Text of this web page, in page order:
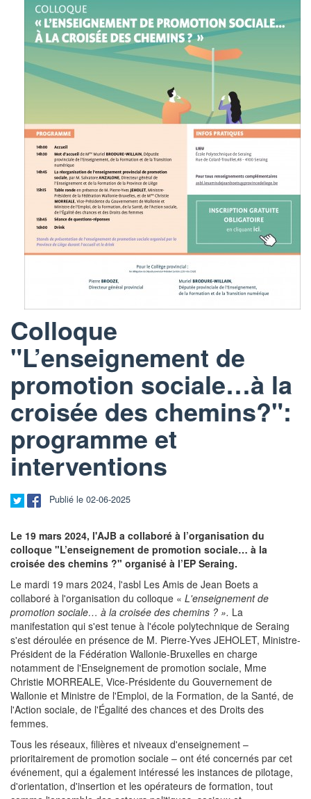
Colloque
"L’enseignement de
promotion sociale…à la
croisée des chemins?":
programme et
interventions
Publié le 02-06-2025
Le 19 mars 2024, l'AJB a collaboré à l’organisation du
colloque "L’enseignement de promotion sociale… à la
croisée des chemins ?" organisé à l’EP Seraing.
Le mardi 19 mars 2024, l'asbl Les Amis de Jean Boets a
collaboré à l'organisation du colloque « L'enseignement de
promotion sociale… à la croisée des chemins ? ». La
manifestation qui s'est tenue à l'école polytechnique de Seraing
s'est déroulée en présence de M. Pierre-Yves JEHOLET, Ministre-
Président de la Fédération Wallonie-Bruxelles en charge
notamment de l'Enseignement de promotion sociale, Mme
Christie MORREALE, Vice-Présidente du Gouvernement de
Wallonie et Ministre de l'Emploi, de la Formation, de la Santé, de
l'Action sociale, de l'Égalité des chances et des Droits des
femmes.
Tous les réseaux, filières et niveaux d'enseignement –
prioritairement de promotion sociale – ont été concernés par cet
événement, qui a également intéressé les instances de pilotage,
d'orientation, d'insertion et les opérateurs de formation, tout